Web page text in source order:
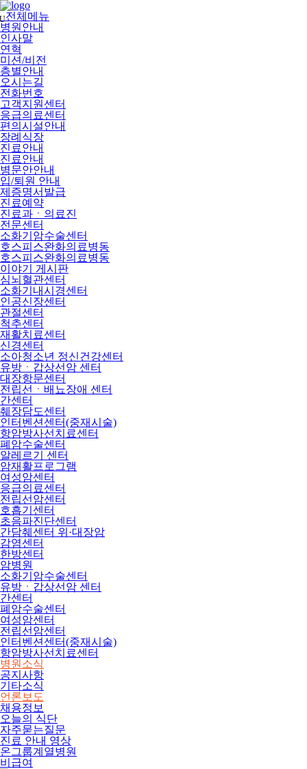
메
뉴
건
너
뛰
기
전체메뉴
병원안내
인사말
연혁
미션/비전
층별안내
오시는길
전화번호
고객지원센터
응급의료센터
편의시설안내
장례식장
진료안내
진료안내
병문안안내
입/퇴원 안내
제증명서발급
진료예약
진료과ㆍ의료진
전문센터
소화기암수술센터
호스피스완화의료병동
호스피스완화의료병동
이야기 게시판
심뇌혈관센터
소화기내시경센터
인공신장센터
관절센터
척추센터
재활치료센터
신경센터
소아청소년 정신건강센터
유방ㆍ갑상선암 센터
대장항문센터
전립선ㆍ배뇨장애 센터
간센터
췌장담도센터
인터벤션센터(중재시술)
항암방사선치료센터
폐암수술센터
알레르기 센터
암재활프로그램
여성암센터
응급의료센터
전립선암센터
호흡기센터
초음파진단센터
간담췌센터 위·대장암
감염센터
한방센터
암병원
소화기암수술센터
유방ㆍ갑상선암 센터
간센터
폐암수술센터
여성암센터
전립선암센터
인터벤션센터(중재시술)
항암방사선치료센터
병원소식
공지사항
기타소식
언론보도
채용정보
오늘의 식단
자주묻는질문
진료 안내 영상
온그룹계열병원
비급여